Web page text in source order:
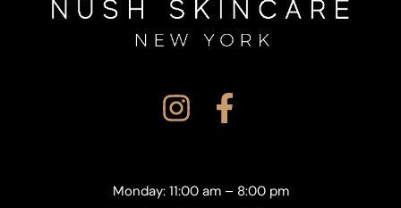
Monday: 11:00 am – 8:00 pm